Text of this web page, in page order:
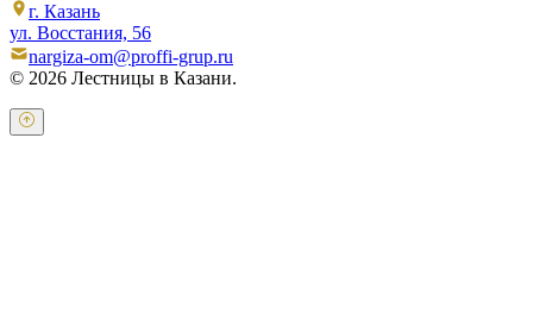
г. Казань
ул. Восстания, 56
nargiza-om@proffi-grup.ru
© 2026 Лестницы в Казани.